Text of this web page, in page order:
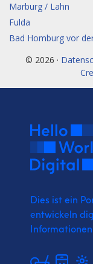
Marburg / Lahn
Fulda
Bad Homburg vor
© 2026 ·
Dies ist ein
entwickeln